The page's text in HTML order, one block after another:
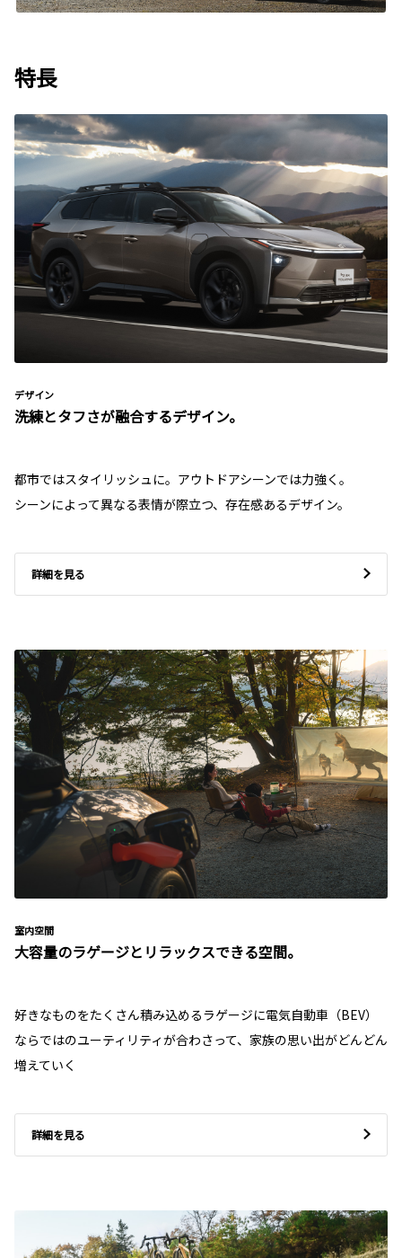
特長
デザイン
洗練とタフさが融合するデザイン。
都市ではスタイリッシュに。アウトドアシーンでは力強く。
シーンによって異なる表情が際立つ、存在感あるデザイン。
詳細を見る
室内空間
大容量のラゲージとリラックスできる空間。
好きなものをたくさん積み込めるラゲージに電気自動車（BEV）
ならではのユーティリティが合わさって、家族の思い出がどんどん
増えていく
詳細を見る